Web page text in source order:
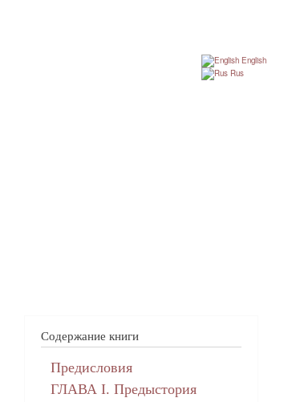
English
Rus
Содержание книги
Предисловия
ГЛАВА I. Предыстория